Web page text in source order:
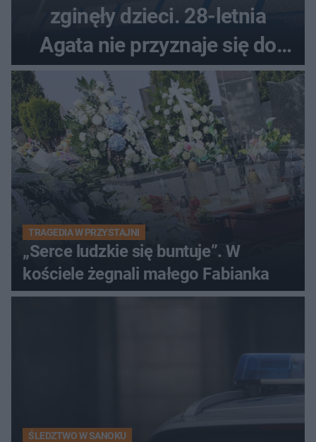
zginęły dzieci. 28-letnia
Agata nie przyznaje się do
winy
TRAGEDIA W PRZYSTAJNI
„Serce ludzkie się buntuje”. W
kościele żegnali małego Fabianka
ŚLEDZTWO W SANOKU